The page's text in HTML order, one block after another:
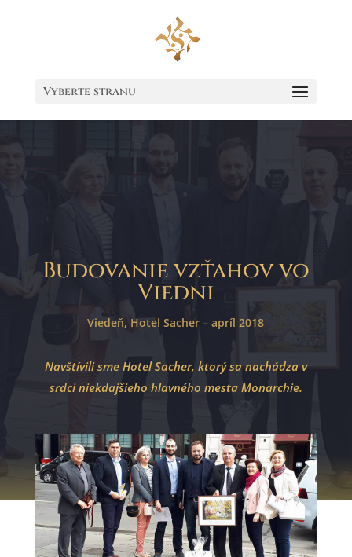
Vyberte stranu
Budovanie vzťahov vo
Viedni
Viedeň, Hotel Sacher – apríl 2018
Navštívili sme Hotel Sacher, ktorý sa nachádza v
srdci niekdajšieho hlavného mesta Monarchie.